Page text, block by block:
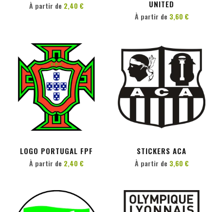
À partir de 2,40 € UNITED
À partir de 3,60 €
LOGO PORTUGAL FPF
PERSONNALISER
À partir de 2,40 €
STICKERS ACA
PERSONNALISER
À partir de 3,60 €